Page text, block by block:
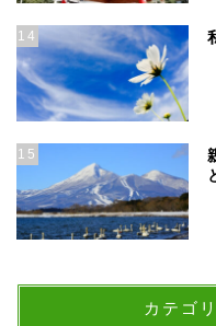
14
15
カテゴ